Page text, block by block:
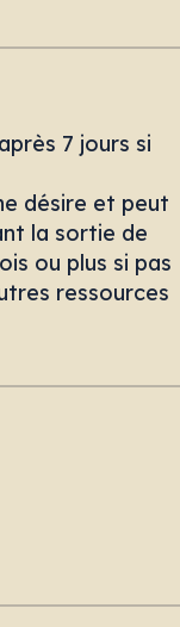
7 jours si
désire et peut
la sortie de
ou plus si pas
ressources